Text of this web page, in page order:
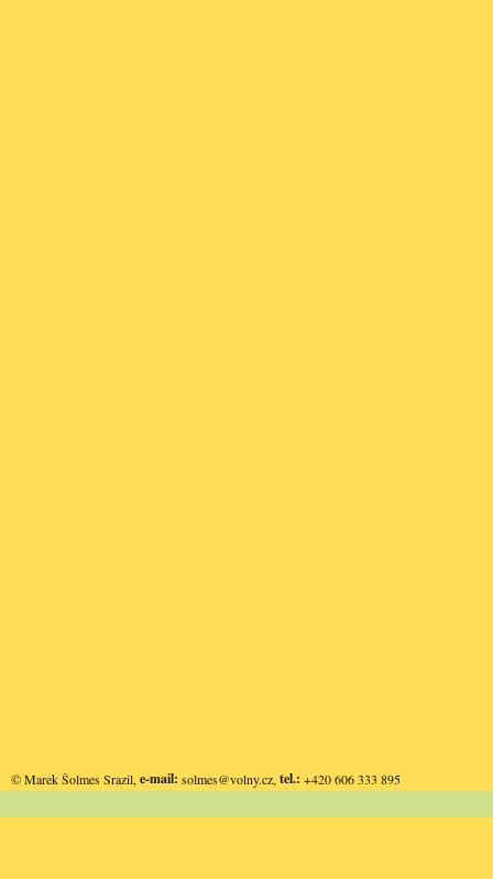
© Marek Šolmes Srazil, e-mail: solmes@volny.cz, tel.: +420 606 333 895